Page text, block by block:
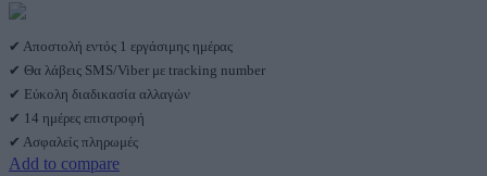
Παντελόνι
ποσότητα
✔ Αποστολή εντός 1 εργάσιμης ημέρας
✔ Θα λάβεις SMS/Viber με tracking number
✔ Εύκολη διαδικασία αλλαγών
✔ 14 ημέρες επιστροφή
✔ Ασφαλείς πληρωμές
Add to compare